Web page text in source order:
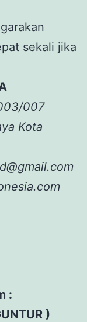
sekali jika
007
Kota
:
)